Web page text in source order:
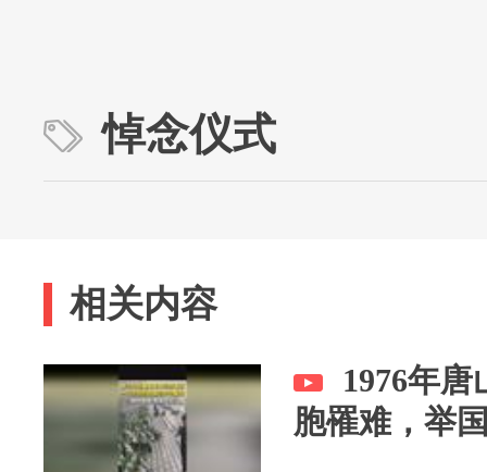
悼念仪式
相关内容
1976年
胞罹难，举